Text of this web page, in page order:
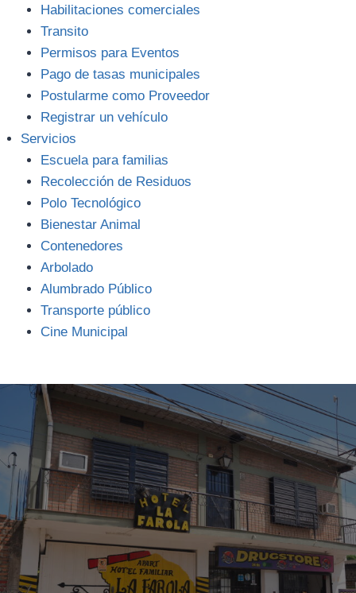
Habilitaciones comerciales
Transito
Permisos para Eventos
Pago de tasas municipales
Postularme como Proveedor
Registrar un vehículo
Servicios
Escuela para familias
Recolección de Residuos
Polo Tecnológico
Bienestar Animal
Contenedores
Arbolado
Alumbrado Público
Transporte público
Cine Municipal